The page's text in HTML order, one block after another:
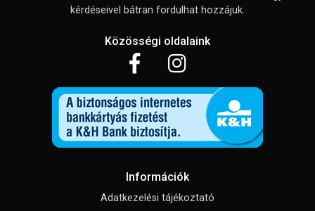
kérdéseivel bátran fordulhat hozzájuk.
Közösségi oldalaink
Információk
Adatkezelési tájékoztató